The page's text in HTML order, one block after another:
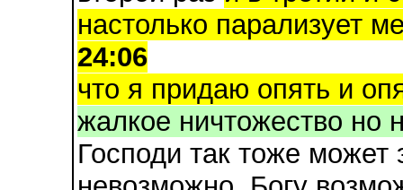
настолько парализует
24:06
что я придаю опять и
жалкое ничтожество но
Господи так тоже может